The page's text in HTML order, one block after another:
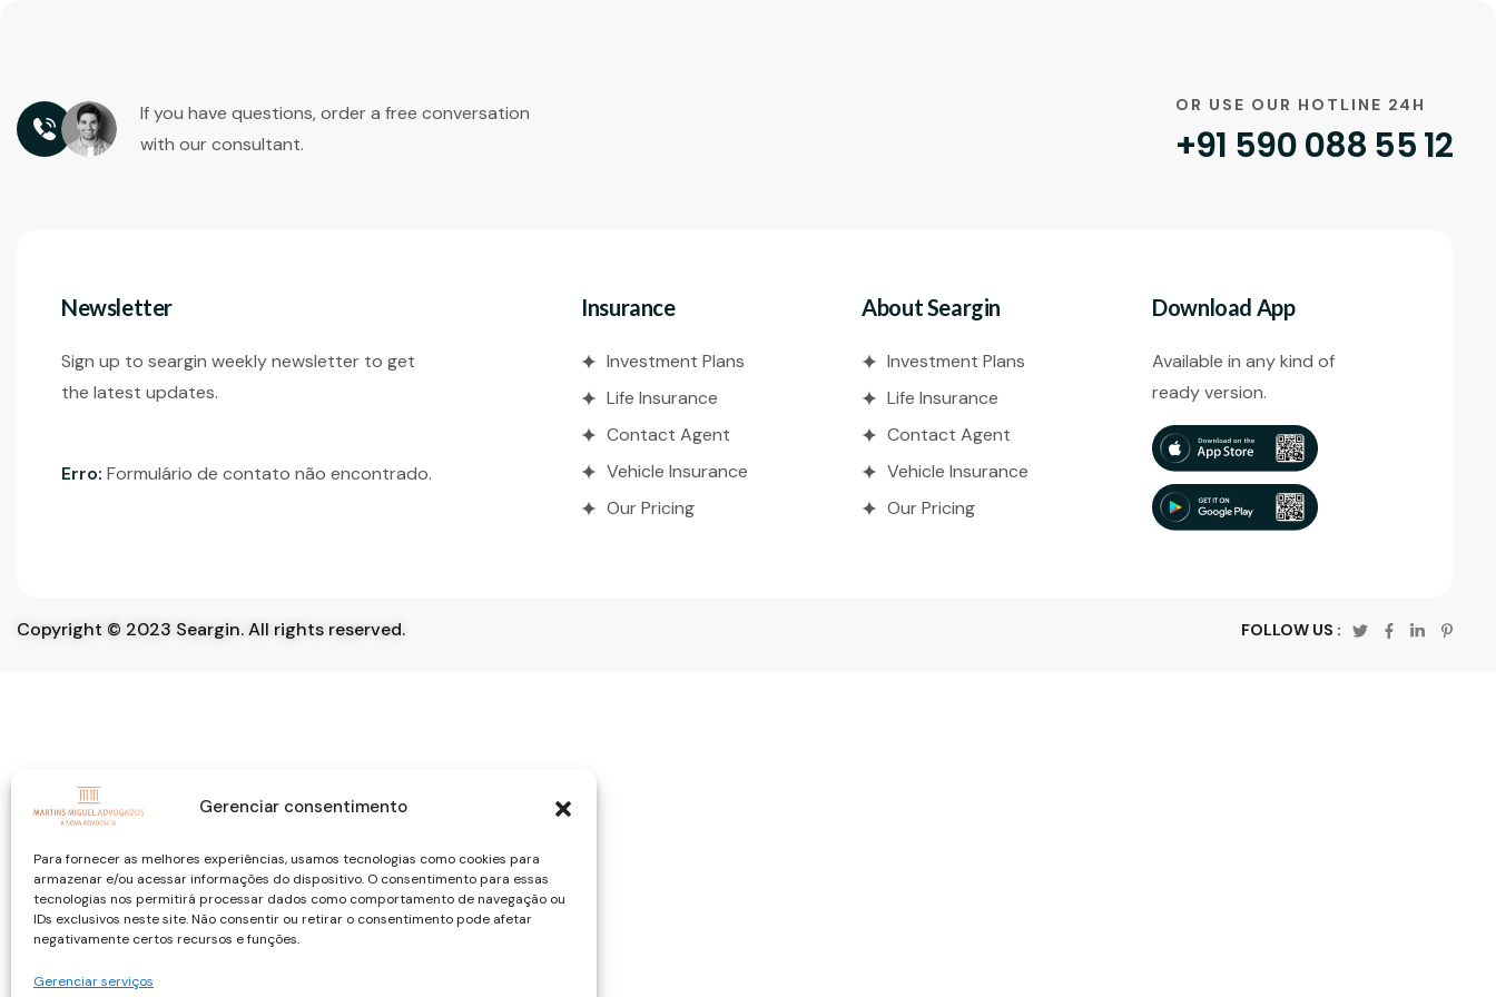
Gerenciar consentimento
Para fornecer as melhores experiências, usamos tecnologias como cookies para
armazenar e/ou acessar informações do dispositivo. O consentimento para essas
tecnologias nos permitirá processar dados como comportamento de navegação ou
IDs exclusivos neste site. Não consentir ou retirar o consentimento pode afetar
negativamente certos recursos e funções.
Gerenciar serviços
If you have questions, order a free conversation
with our consultant.
OR USE OUR HOTLINE 24H
+91 590 088 55 12
Newsletter
Sign up to seargin weekly newsletter to get
the latest updates.
Erro: Formulário de contato não encontrado.
Insurance
Investment Plans
Life Insurance
Contact Agent
Vehicle Insurance
Our Pricing
About Seargin
Investment Plans
Life Insurance
Contact Agent
Vehicle Insurance
Our Pricing
Download App
Available in any kind of
ready version.
Copyright © 2023 Seargin. All rights reserved. FOLLOW US :